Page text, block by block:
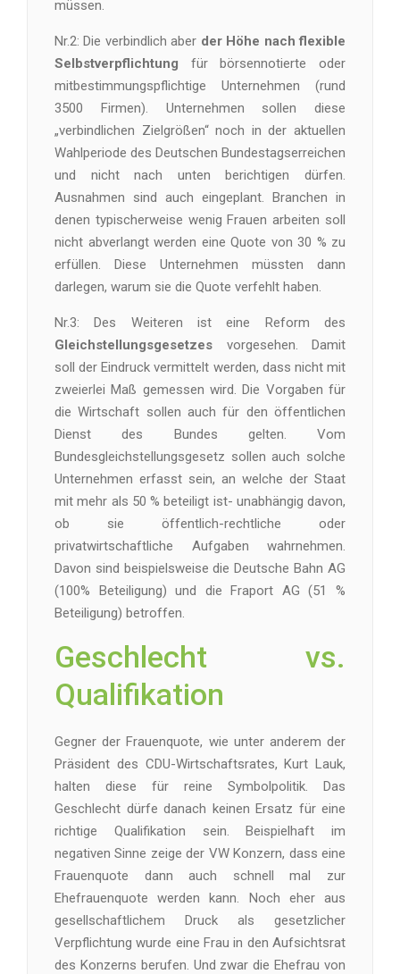
müssen.
Nr.2: Die verbindlich aber der Höhe nach flexible
Selbstverpflichtung für börsennotierte oder
mitbestimmungspflichtige Unternehmen (rund
3500 Firmen). Unternehmen sollen diese
„verbindlichen Zielgrößen“ noch in der aktuellen
Wahlperiode des Deutschen Bundestagserreichen
und nicht nach unten berichtigen dürfen.
Ausnahmen sind auch eingeplant. Branchen in
denen typischerweise wenig Frauen arbeiten soll
nicht abverlangt werden eine Quote von 30 % zu
erfüllen. Diese Unternehmen müssten dann
darlegen, warum sie die Quote verfehlt haben.
Nr.3: Des Weiteren ist eine Reform des
Gleichstellungsgesetzes vorgesehen. Damit
soll der Eindruck vermittelt werden, dass nicht mit
zweierlei Maß gemessen wird. Die Vorgaben für
die Wirtschaft sollen auch für den öffentlichen
Dienst des Bundes gelten. Vom
Bundesgleichstellungsgesetz sollen auch solche
Unternehmen erfasst sein, an welche der Staat
mit mehr als 50 % beteiligt ist- unabhängig davon,
ob sie öffentlich-rechtliche oder
privatwirtschaftliche Aufgaben wahrnehmen.
Davon sind beispielsweise die Deutsche Bahn AG
(100% Beteiligung) und die Fraport AG (51 %
Beteiligung) betroffen.
Geschlecht vs.
Qualifikation
Gegner der Frauenquote, wie unter anderem der
Präsident des CDU-Wirtschaftsrates, Kurt Lauk,
halten diese für reine Symbolpolitik. Das
Geschlecht dürfe danach keinen Ersatz für eine
richtige Qualifikation sein. Beispielhaft im
negativen Sinne zeige der VW Konzern, dass eine
Frauenquote dann auch schnell mal zur
Ehefrauenquote werden kann. Noch eher aus
gesellschaftlichem Druck als gesetzlicher
Verpflichtung wurde eine Frau in den Aufsichtsrat
des Konzerns berufen. Und zwar die Ehefrau von